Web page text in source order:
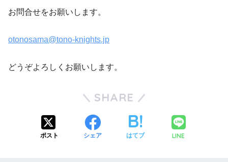
お問合せをお願いします。
otonosama@tono-knights.jp
どうぞよろしくお願いします。
SHARE
ポスト シェア はてブ LINE